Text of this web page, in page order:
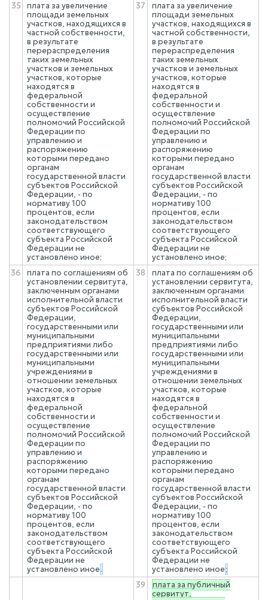
35
плата за увеличение
площади земельных
участков, находящихся в
частной собственности,
в результате
перераспределения
таких земельных
участков и земельных
участков, которые
находятся в
федеральной
собственности и
осуществление
полномочий Российской
Федерации по
управлению и
распоряжению
которыми передано
органам
государственной власти
субъектов Российской
Федерации, - по
нормативу 100
процентов, если
законодательством
соответствующего
субъекта Российской
Федерации не
установлено иное;
37
плата за увеличение
площади земельных
участков, находящихся в
частной собственности,
в результате
перераспределения
таких земельных
участков и земельных
участков, которые
находятся в
федеральной
собственности и
осуществление
полномочий Российской
Федерации по
управлению и
распоряжению
которыми передано
органам
государственной власти
субъектов Российской
Федерации, - по
нормативу 100
процентов, если
законодательством
соответствующего
субъекта Российской
Федерации не
установлено иное;
36
плата по соглашениям об
установлении сервитута,
заключенным органами
исполнительной власти
субъектов Российской
Федерации,
государственными или
муниципальными
предприятиями либо
государственными или
муниципальными
учреждениями в
отношении земельных
участков, которые
находятся в
федеральной
собственности и
осуществление
полномочий Российской
Федерации по
управлению и
распоряжению
которыми передано
органам
государственной власти
субъектов Российской
Федерации, - по
нормативу 100
процентов, если
законодательством
соответствующего
субъекта Российской
Федерации не
установлено иное.
38
плата по соглашениям об
установлении сервитута,
заключенным органами
исполнительной власти
субъектов Российской
Федерации,
государственными или
муниципальными
предприятиями либо
государственными или
муниципальными
учреждениями в
отношении земельных
участков, которые
находятся в
федеральной
собственности и
осуществление
полномочий Российской
Федерации по
управлению и
распоряжению
которыми передано
органам
государственной власти
субъектов Российской
Федерации, - по
нормативу 100
процентов, если
законодательством
соответствующего
субъекта Российской
Федерации не
установлено иное;
39
плата за публичный
сервитут,